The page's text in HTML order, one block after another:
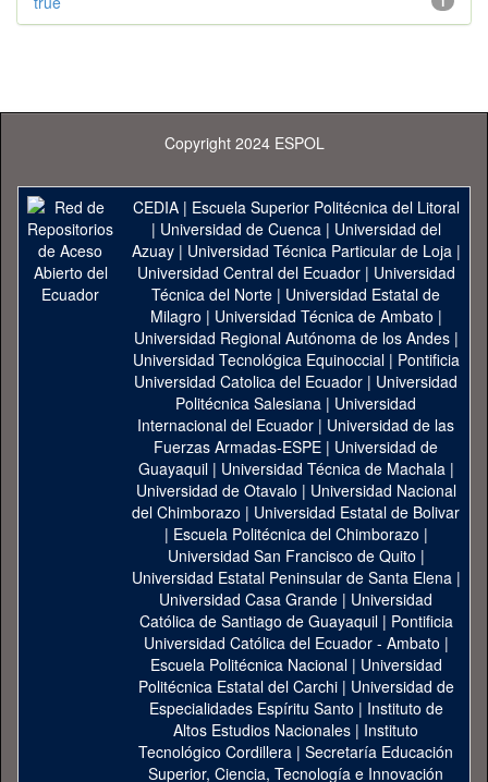
Copyright 2024 ESPOL
CEDIA| Escuela Superior Politécnica del Litoral
| Universidad de Cuenca| Universidad del
Azuay| Universidad Técnica Particular de Loja|
Universidad Central del Ecuador| Universidad
Técnica del Norte | Universidad Estatal de
Milagro | Universidad Técnica de Ambato |
Universidad Regional Autónoma de los Andes|
Universidad Tecnológica Equinoccial| Pontificia
Universidad Catolica del Ecuador | Universidad
Politécnica Salesiana | Universidad
Internacional del Ecuador | Universidad de las
Fuerzas Armadas-ESPE | Universidad de
Guayaquil| Universidad Técnica de Machala|
Universidad de Otavalo | Universidad Nacional
del Chimborazo | Universidad Estatal de Bolivar
| Escuela Politécnica del Chimborazo |
Universidad San Francisco de Quito |
Universidad Estatal Peninsular de Santa Elena|
Universidad Casa Grande | Universidad
Católica de Santiago de Guayaquil| Pontificia
Universidad Católica del Ecuador - Ambato |
Escuela Politécnica Nacional| Universidad
Politécnica Estatal del Carchi| Universidad de
Especialidades Espíritu Santo | Instituto de
Altos Estudios Nacionales | Instituto
Tecnológico Cordillera | Secretaría Educación
Superior, Ciencia, Tecnología e Innovación